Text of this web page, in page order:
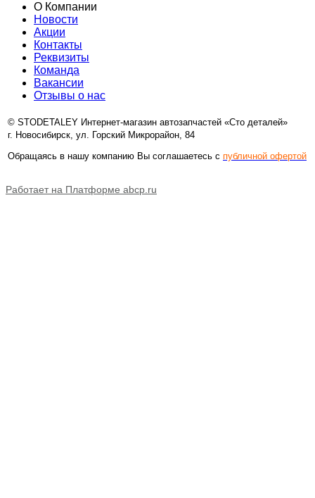
О Компании
Новости
Акции
Контакты
Реквизиты
Команда
Вакансии
Отзывы о нас
© STODETALEY Интернет-магазин автозапчастей «Сто деталей»
г. Новосибирск, ул. Горский Микрорайон, 84
Обращаясь в нашу компанию Вы соглашаетесь с публичной офертой
Работает на Платформе abcp.ru